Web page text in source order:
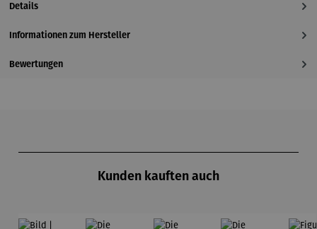
Details
Informationen zum Hersteller
Bewertungen
Kunden kauften auch